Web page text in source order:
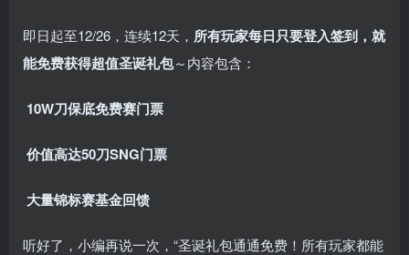
即日起至12/26，连续12天， 所有玩家每日只要登入签到，就
能免费获得超值圣诞礼包～内容包含：
10W刀保底免费赛门票
价值高达50刀SNG门票
大量锦标赛基金回馈
听好了，小编再说一次，“圣诞礼包通通免费！所有玩家都能